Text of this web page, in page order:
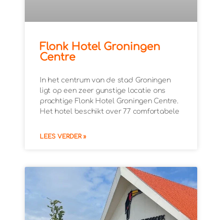
Flonk Hotel Groningen
Centre
In het centrum van de stad Groningen
ligt op een zeer gunstige locatie ons
prachtige Flonk Hotel Groningen Centre.
Het hotel beschikt over 77 comfortabele
LEES VERDER »